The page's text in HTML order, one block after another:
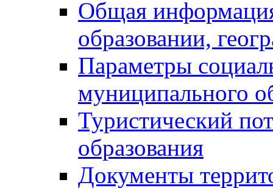
Общая
образовании,
Параметры
муниципального
Туристический
образования
Документы